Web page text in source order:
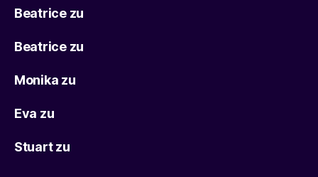
Beatricezu
Beatricezu
Monika zu
Eva zu
Stuartzu